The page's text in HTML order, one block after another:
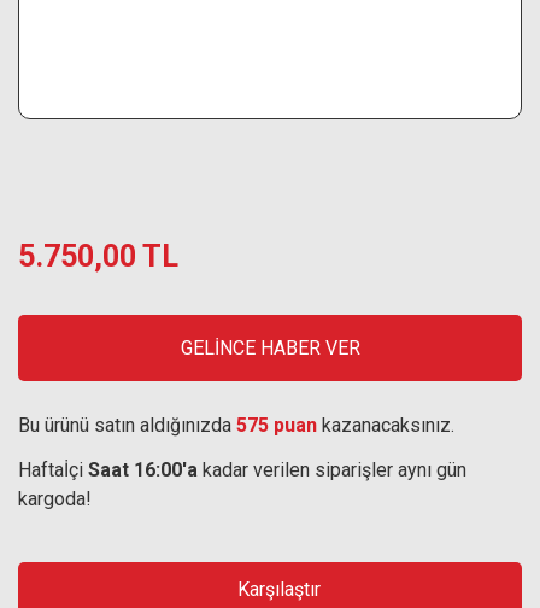
5.750,00 TL
GELİNCE HABER VER
Bu ürünü satın aldığınızda 575 puan kazanacaksınız.
Haftaİçi Saat 16:00'a kadar verilen siparişler aynı gün
kargoda!
Karşılaştır